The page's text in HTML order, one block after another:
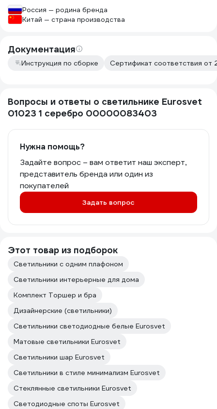
Россия — родина бренда
Китай — страна производства
Документация
Инструкция по сборке Сертификат соответствия от
Вопросы и ответы о светильнике Eurosvet
01023 1 серебро 00000083403
Нужна помощь?
Задайте вопрос – вам ответит наш эксперт,
представитель бренда или один из
покупателей
Задать вопрос
Этот товар из подборок
Светильники с одним плафоном
Светильники интерьерные для дома
Комплект Торшер и бра
Дизайнерские (светильники)
Светильники светодиодные белые Eurosvet
Матовые светильники Eurosvet
Светильники шар Eurosvet
Светильники в стиле минимализм Eurosvet
Стеклянные светильники Eurosvet
Светодиодные споты Eurosvet